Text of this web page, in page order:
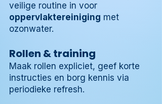
veilige routine in voor
oppervlaktereiniging met
ozonwater.
Rollen & training
Maak rollen expliciet, geef korte
instructies en borg kennis via
periodieke refresh.